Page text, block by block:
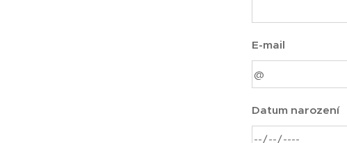
E-mail
Datum narození